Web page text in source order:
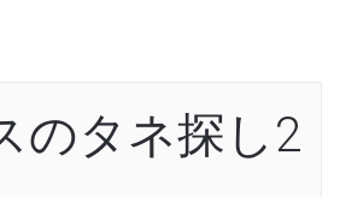
のタネ探し2